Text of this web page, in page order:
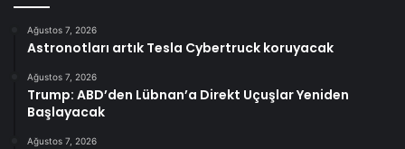
Ağustos 7, 2026
Astronotları artık Tesla Cybertruck koruyacak
Ağustos 7, 2026
Trump: ABD’den Lübnan’a Direkt Uçuşlar Yeniden
Başlayacak
Ağustos 7, 2026